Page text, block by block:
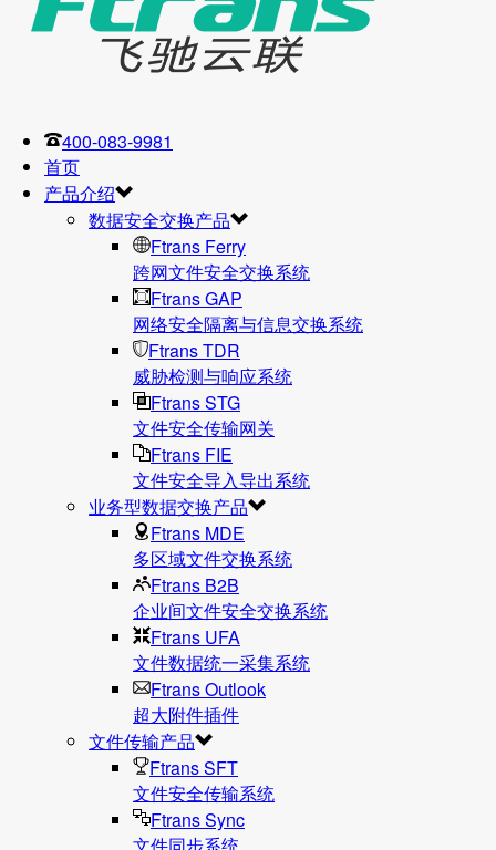
400-083-9981
首页
产品介绍
数据安全交换产品
Ftrans Ferry
跨网文件安全交换系统
Ftrans GAP
网络安全隔离与信息交换系统
Ftrans TDR
威胁检测与响应系统
Ftrans STG
文件安全传输网关
Ftrans FIE
文件安全导入导出系统
业务型数据交换产品
Ftrans MDE
多区域文件交换系统
Ftrans B2B
企业间文件安全交换系统
Ftrans UFA
文件数据统⼀采集系统
Ftrans Outlook
超大附件插件
文件传输产品
Ftrans SFT
文件安全传输系统
Ftrans Sync